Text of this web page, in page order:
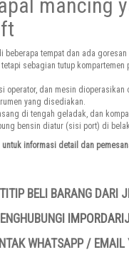
mancing
beberapa tempat dan ada
sebagian tutup kompartemen
operator, dan mesin dioperasikan
yang disediakan.
di tengah geladak, dan
bensin diatur (sisi port) di
informasi detail dan
BELI BARANG DARI
WHATSAPP / EMAIL